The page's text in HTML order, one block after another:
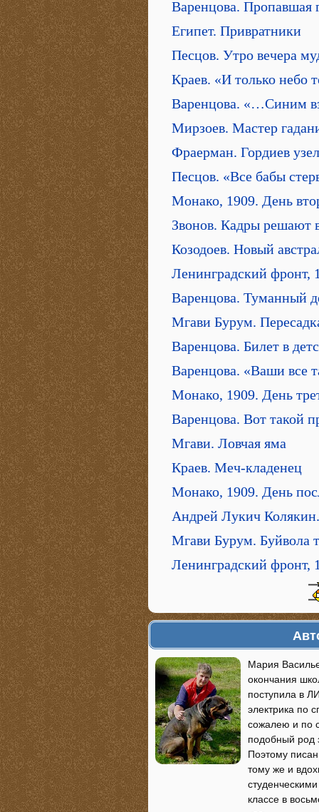
Варенцова. Пропавшая
Египет. Привратники
Песцов. Утро вечера
Краев. «И только небо
Варенцова. «…Синим
Мирзоев. Мастер
Фраерман. Гордиев узел
Песцов. «Все бабы
Монако, 1909. День
Звонов. Кадры решают
Козодоев. Новый
Ленинградский
Варенцова. Туманный
Мгави Бурум.
Варенцова. Билет в
Варенцова. «Ваши все
Монако, 1909. День
Варенцова. Вот такой
Мгави. Ловчая яма
Краев. Меч-кладенец
Монако, 1909. День
Андрей Лукич
Мгави Бурум. Буйвола
Ленинградский фронт,
Мария
окончания
поступила в
электрика по
сожалею и по
подобный род
Поэтому
тому же и
классе в